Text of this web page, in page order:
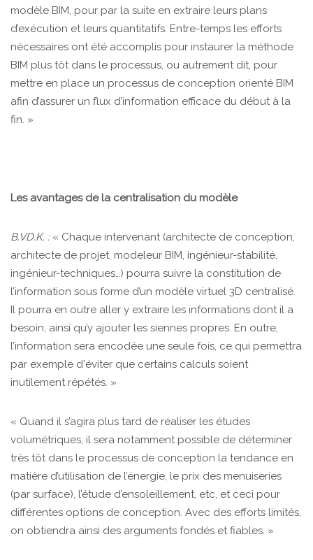
modèle BIM, pour par la suite en extraire leurs plans
d’exécution et leurs quantitatifs. Entre-temps les efforts
nécessaires ont été accomplis pour instaurer la méthode
BIM plus tôt dans le processus, ou autrement dit, pour
mettre en place un processus de conception orienté BIM
afin d’assurer un flux d’information efficace du début à la
fin. »
Les avantages de la centralisation du modèle
B.VD.K. :« Chaque intervenant (architecte de conception,
architecte de projet, modeleur BIM, ingénieur-stabilité,
ingénieur-techniques…) pourra suivre la constitution de
l’information sous forme d’un modèle virtuel 3D centralisé.
Il pourra en outre aller y extraire les informations dont il a
besoin, ainsi qu’y ajouter les siennes propres. En outre,
l’information sera encodée une seule fois, ce qui permettra
par exemple d'éviter que certains calculs soient
inutilement répétés. »
« Quand il s’agira plus tard de réaliser les études
volumétriques, il sera notamment possible de déterminer
très tôt dans le processus de conception la tendance en
matière d’utilisation de l’énergie, le prix des menuiseries
(par surface), l’étude d’ensoleillement, etc, et ceci pour
différentes options de conception. Avec des efforts limités,
on obtiendra ainsi des arguments fondés et fiables. »